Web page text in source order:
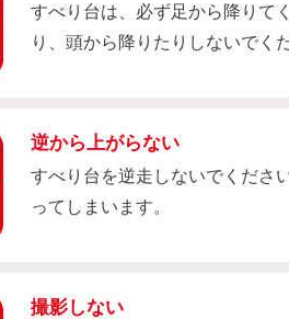
すべり台は、必ず足から降りて
り、頭から降りたりしないでく
逆から上がらない
すべり台を逆走しないでくださ
ってしまいます。
撮影しない